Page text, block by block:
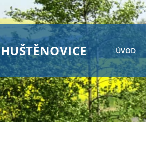
HUŠTĚNOVICE ÚVOD